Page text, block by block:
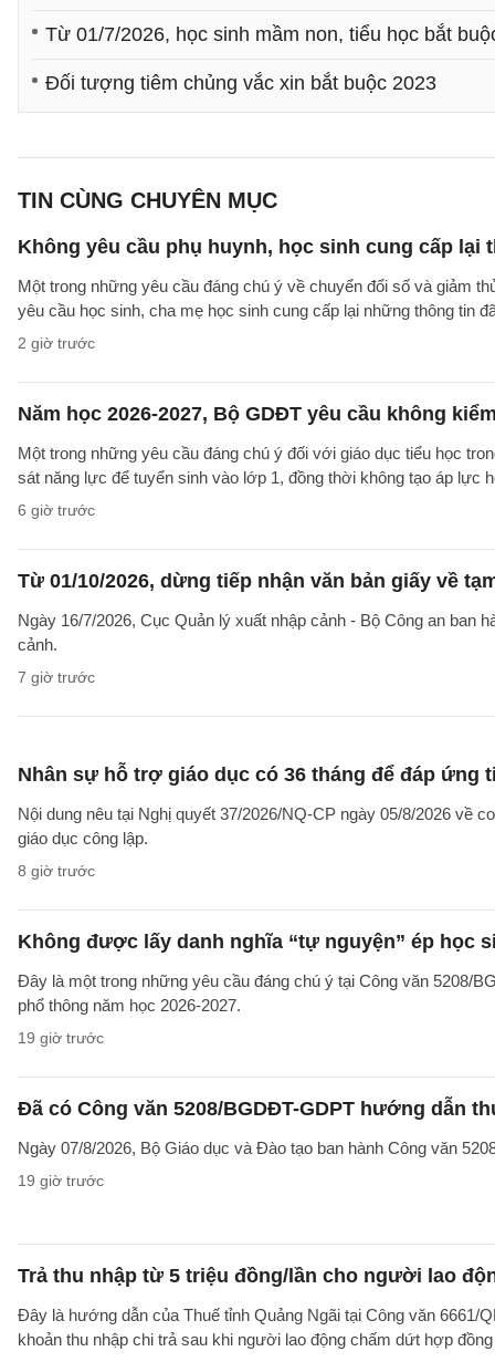
Từ 01/7/2026, học sinh mầm non, tiểu học bắt
Đối tượng tiêm chủng vắc xin bắt buộc 2023
TIN CÙNG CHUYÊN MỤC
Không yêu cầu phụ huynh, học sinh cung cấp lại
Một trong những yêu cầu đáng chú ý về chuyển đổi số và giảm
yêu cầu học sinh, cha mẹ học sinh cung cấp lại những thông tin
2 giờ trước
Năm học 2026-2027, Bộ GDĐT yêu cầu không
Một trong những yêu cầu đáng chú ý đối với giáo dục tiểu học
sát năng lực để tuyển sinh vào lớp 1, đồng thời không tạo áp
6 giờ trước
Từ 01/10/2026, dừng tiếp nhận văn bản giấy về
Ngày 16/7/2026, Cục Quản lý xuất nhập cảnh - Bộ Công an ban
cảnh.
7 giờ trước
Nhân sự hỗ trợ giáo dục có 36 tháng để đáp
Nội dung nêu tại Nghị quyết 37/2026/NQ-CP ngày 05/8/2026
giáo dục công lập.
8 giờ trước
Không được lấy danh nghĩa “tự nguyện” ép học
Đây là một trong những yêu cầu đáng chú ý tại Công văn 5208/
phổ thông năm học 2026-2027.
19 giờ trước
Đã có Công văn 5208/BGDĐT-GDPT hướng dẫn
Ngày 07/8/2026, Bộ Giáo dục và Đào tạo ban hành Công văn
19 giờ trước
Trả thu nhập từ 5 triệu đồng/lần cho người lao
Đây là hướng dẫn của Thuế tỉnh Quảng Ngãi tại Công văn
khoản thu nhập chi trả sau khi người lao động chấm dứt hợp